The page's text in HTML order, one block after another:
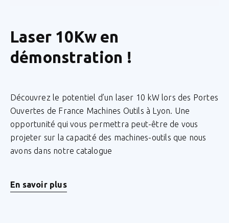
Laser 10Kw en
démonstration !
Découvrez le potentiel d’un laser 10 kW lors des Portes
Ouvertes de France Machines Outils à Lyon. Une
opportunité qui vous permettra peut-être de vous
projeter sur la capacité des machines-outils que nous
avons dans notre catalogue
En savoir plus